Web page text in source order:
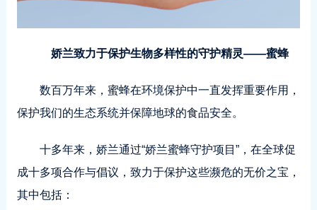
娇兰致力于保护生物多样性的守护精灵——蜜蜂
数百万年来，蜜蜂在环境保护中一直发挥重要作用，
保护我们的生态系统并保障地球的食品安全。
十多年来，娇兰通过“娇兰蜜蜂守护项目”，在全球促
成十多项合作与倡议，致力于保护这些濒危的无价之宝，
其中包括：